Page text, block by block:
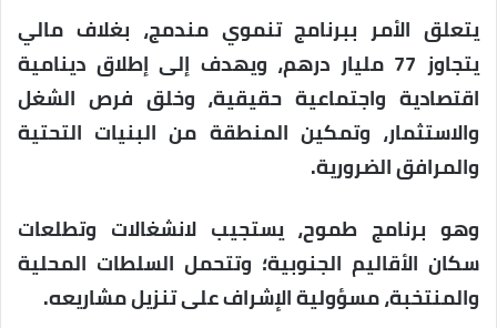
يتعلق الأمر ببرنامج تنموي مندمج، بغلاف مالي
يتجاوز 77 مليار درهم، ويهدف إلى إطلاق دينامية
اقتصادية واجتماعية حقيقية، وخلق فرص الشغل
والاستثمار، وتمكين المنطقة من البنيات التحتية
والمرافق الضرورية.
وهو برنامج طموح، يستجيب لانشغالات وتطلعات
سكان الأقاليم الجنوبية؛ وتتحمل السلطات المحلية
والمنتخبة، مسؤولية الإشراف على تنزيل مشاريعه.